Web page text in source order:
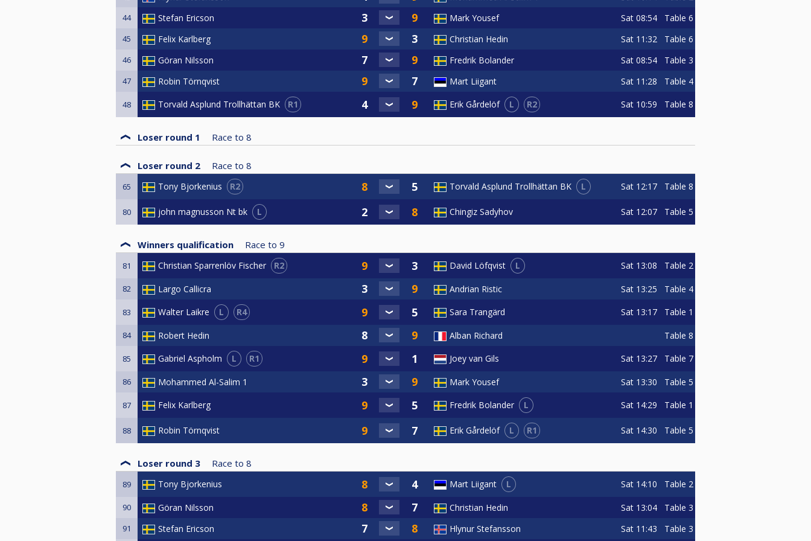
44 Stefan Ericson Mark Yousef Sat 08:54 Table 6
45 Felix Karlberg Christian Hedin Sat 11:32 Table 6
46 Göran Nilsson Fredrik Bolander Sat 08:54 Table 3
47 Robin Törnqvist Mart Liigant Sat 11:28 Table 4
48 Torvald Asplund Trollhättan BK R1 Erik Gårdelöf L R2 Sat 10:59 Table 8
Loser round 1 Race to 8
Loser round 2 Race to 8
65 Tony Bjorkenius R2 Torvald Asplund Trollhättan BK L Sat 12:17 Table 8
80 john magnusson Nt bk L Chingiz Sadyhov Sat 12:07 Table 5
Winners qualification Race to 9
81 Christian Sparrenlöv Fischer R2 David Löfqvist L Sat 13:08 Table 2
82 Largo Callicra Andrian Ristic Sat 13:25 Table 4
83 Walter Laikre L R4 Sara Trangärd Sat 13:17 Table 1
84 Robert Hedin Alban Richard Table 8
85 Gabriel Aspholm L R1 Joey van Gils Sat 13:27 Table 7
86 Mohammed Al-Salim 1 Mark Yousef Sat 13:30 Table 5
87 Felix Karlberg Fredrik Bolander L Sat 14:29 Table 1
88 Robin Törnqvist Erik Gårdelöf L R1 Sat 14:30 Table 5
Loser round 3 Race to 8
89 Tony Bjorkenius Mart Liigant L Sat 14:10 Table 2
90 Göran Nilsson Christian Hedin Sat 13:04 Table 3
91 Stefan Ericson Hlynur Stefansson Sat 11:43 Table 3